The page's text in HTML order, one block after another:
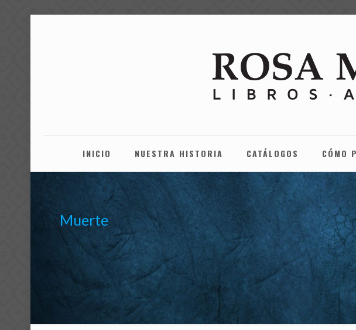
INICIO NUESTRA HISTORIA CATÁLOGOS CÓMO
Muerte